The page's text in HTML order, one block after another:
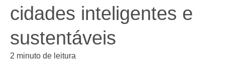
cidades inteligentes e
sustentáveis
2 minuto de leitura